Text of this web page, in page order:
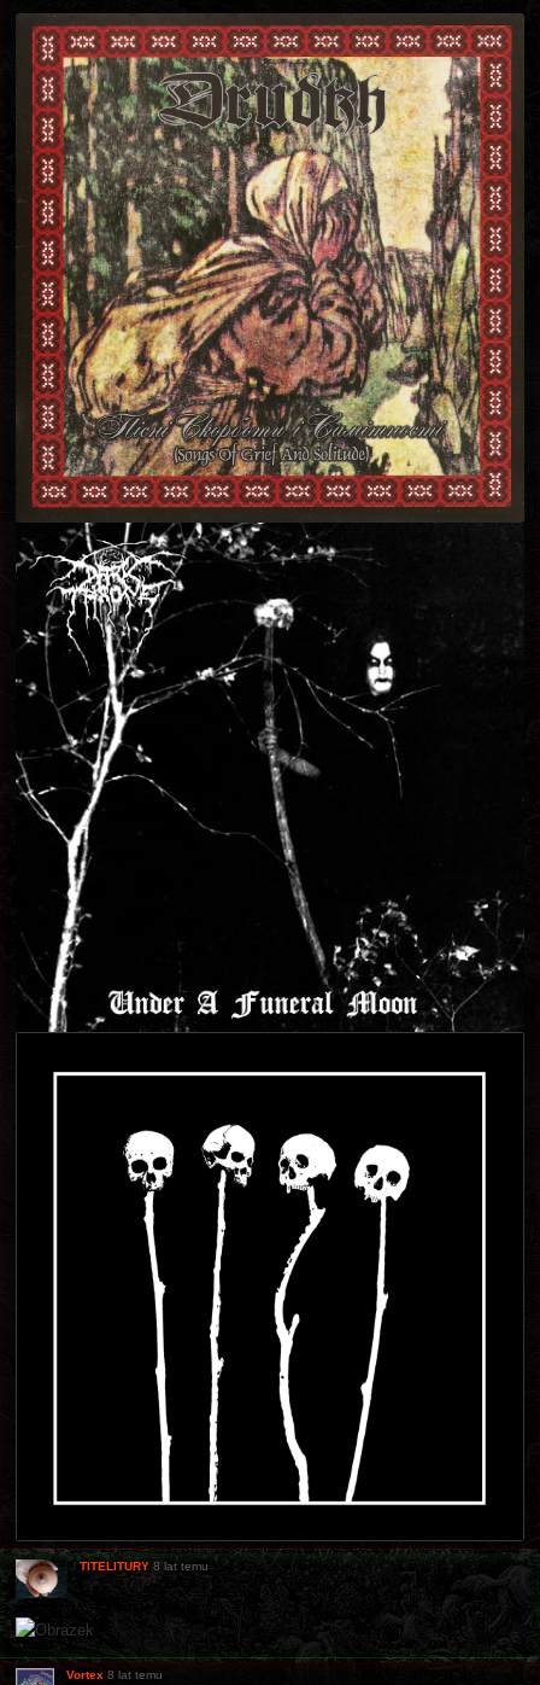
TITELITURY 8 lat temu
Vortex 8 lat temu